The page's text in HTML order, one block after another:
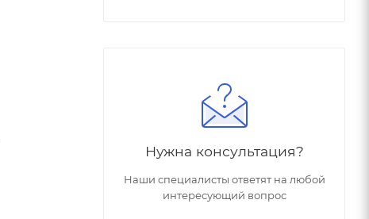
Нужна консультация?
Наши специалисты ответят на любой
интересующий вопрос